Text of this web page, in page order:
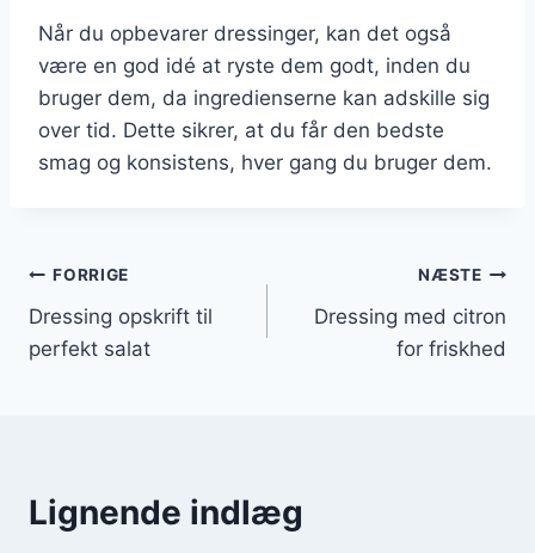
Når du opbevarer dressinger, kan det også
være en god idé at ryste dem godt, inden du
bruger dem, da ingredienserne kan adskille sig
over tid. Dette sikrer, at du får den bedste
smag og konsistens, hver gang du bruger dem.
Indlægsnavigation
FORRIGE
Dressing opskrift til
perfekt salat
NÆSTE
Dressing med citron
for friskhed
Lignende indlæg